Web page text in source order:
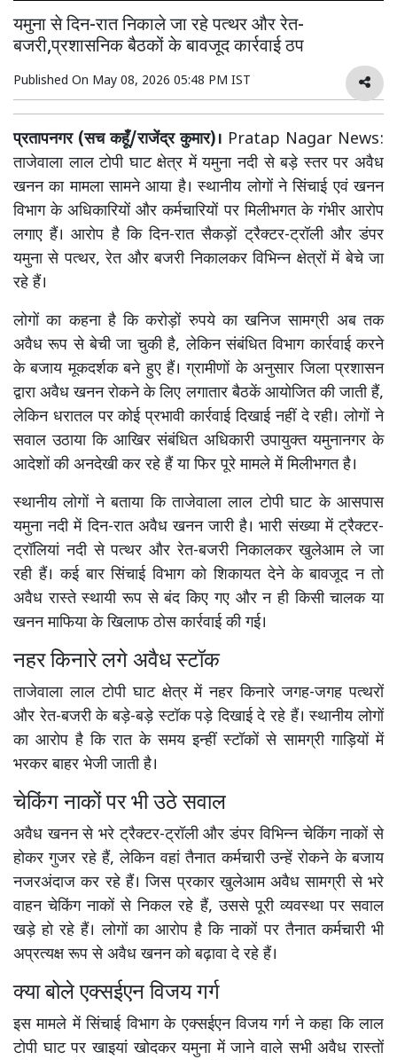
यमुना से दिन-रात निकाले जा रहे पत्थर और रेत-
बजरी,प्रशासनिक बैठकों के बावजूद कार्रवाई ठप
Published On May 08, 2026 05:48 PM IST
प्रतापनगर (सच कहूँ/राजेंद्र कुमार)। Pratap Nagar News:
ताजेवाला लाल टोपी घाट क्षेत्र में यमुना नदी से बड़े स्तर पर अवैध
खनन का मामला सामने आया है। स्थानीय लोगों ने सिंचाई एवं खनन
विभाग के अधिकारियों और कर्मचारियों पर मिलीभगत के गंभीर आरोप
लगाए हैं। आरोप है कि दिन-रात सैकड़ों ट्रैक्टर-ट्रॉली और डंपर
यमुना से पत्थर, रेत और बजरी निकालकर विभिन्न क्षेत्रों में बेचे जा
रहे हैं।
लोगों का कहना है कि करोड़ों रुपये का खनिज सामग्री अब तक
अवैध रूप से बेची जा चुकी है, लेकिन संबंधित विभाग कार्रवाई करने
के बजाय मूकदर्शक बने हुए हैं। ग्रामीणों के अनुसार जिला प्रशासन
द्वारा अवैध खनन रोकने के लिए लगातार बैठकें आयोजित की जाती हैं,
लेकिन धरातल पर कोई प्रभावी कार्रवाई दिखाई नहीं दे रही। लोगों ने
सवाल उठाया कि आखिर संबंधित अधिकारी उपायुक्त यमुनानगर के
आदेशों की अनदेखी कर रहे हैं या फिर पूरे मामले में मिलीभगत है।
स्थानीय लोगों ने बताया कि ताजेवाला लाल टोपी घाट के आसपास
यमुना नदी में दिन-रात अवैध खनन जारी है। भारी संख्या में ट्रैक्टर-
ट्रॉलियां नदी से पत्थर और रेत-बजरी निकालकर खुलेआम ले जा
रही हैं। कई बार सिंचाई विभाग को शिकायत देने के बावजूद न तो
अवैध रास्ते स्थायी रूप से बंद किए गए और न ही किसी चालक या
खनन माफिया के खिलाफ ठोस कार्रवाई की गई।
नहर किनारे लगे अवैध स्टॉक
ताजेवाला लाल टोपी घाट क्षेत्र में नहर किनारे जगह-जगह पत्थरों
और रेत-बजरी के बड़े-बड़े स्टॉक पड़े दिखाई दे रहे हैं। स्थानीय लोगों
का आरोप है कि रात के समय इन्हीं स्टॉकों से सामग्री गाड़ियों में
भरकर बाहर भेजी जाती है।
चेकिंग नाकों पर भी उठे सवाल
अवैध खनन से भरे ट्रैक्टर-ट्रॉली और डंपर विभिन्न चेकिंग नाकों से
होकर गुजर रहे हैं, लेकिन वहां तैनात कर्मचारी उन्हें रोकने के बजाय
नजरअंदाज कर रहे हैं। जिस प्रकार खुलेआम अवैध सामग्री से भरे
वाहन चेकिंग नाकों से निकल रहे हैं, उससे पूरी व्यवस्था पर सवाल
खड़े हो रहे हैं। लोगों का आरोप है कि नाकों पर तैनात कर्मचारी भी
अप्रत्यक्ष रूप से अवैध खनन को बढ़ावा दे रहे हैं।
क्या बोले एक्सईएन विजय गर्ग
इस मामले में सिंचाई विभाग के एक्सईएन विजय गर्ग ने कहा कि लाल
टोपी घाट पर खाइयां खोदकर यमुना में जाने वाले सभी अवैध रास्तों